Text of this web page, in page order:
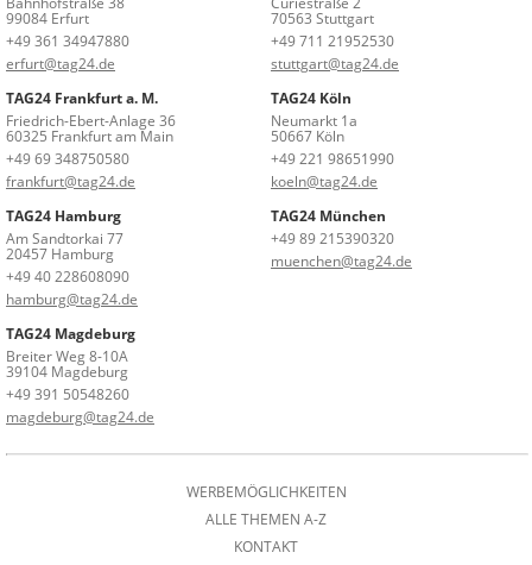
99084 Erfurt
+49 361 34947880
erfurt@tag24.de
70563 Stuttgart
+49 711 21952530
stuttgart@tag24.de
TAG24 Frankfurt a. M.
Friedrich-Ebert-Anlage 36
60325 Frankfurt am Main
+49 69 348750580
frankfurt@tag24.de
TAG24 Köln
Neumarkt 1a
50667 Köln
+49 221 98651990
koeln@tag24.de
TAG24 Hamburg
Am Sandtorkai 77
20457 Hamburg
+49 40 228608090
hamburg@tag24.de
TAG24 München
+49 89 215390320
muenchen@tag24.de
TAG24 Magdeburg
Breiter Weg 8-10A
39104 Magdeburg
+49 391 50548260
magdeburg@tag24.de
WERBEMÖGLICHKEITEN
ALLE THEMEN A-Z
KONTAKT